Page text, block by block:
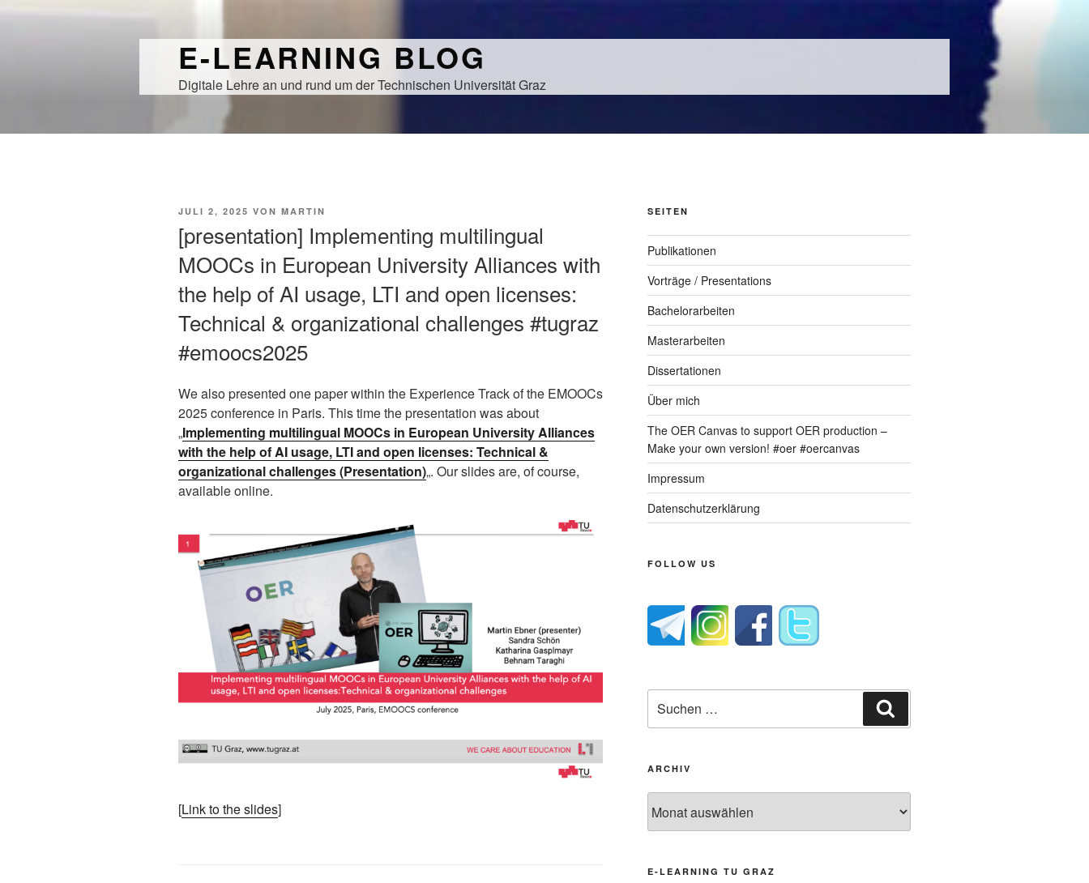
E-LEARNING BLOG
Digitale Lehre an und rund um der Technischen Universität Graz
VERÖFFENTLICHT
JULI 2, 2025 VON MARTIN
[presentation] Implementing multilingual
MOOCs in European University Alliances with
the help of AI usage, LTI and open licenses:
Technical & organizational challenges #tugraz
#emoocs2025
We also presented one paper within the Experience Track of the EMOOCs
2025 conference in Paris. This time the presentation was about
„Implementing multilingual MOOCs in European University Alliances
with the help of AI usage, LTI and open licenses: Technical &
organizational challenges (Presentation)„. Our slides are, of course,
available online.
[Link to the slides]
SEITEN
Publikationen
Vorträge / Presentations
Bachelorarbeiten
Masterarbeiten
Dissertationen
Über mich
The OER Canvas to support OER production –
Make your own version! #oer #oercanvas
Impressum
Datenschutzerklärung
FOLLOW US
nach:
ARCHIV
E-LEARNING TU GRAZ